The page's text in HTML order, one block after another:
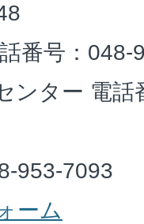
番号：048-
ンター 電話
953-7093
ーム